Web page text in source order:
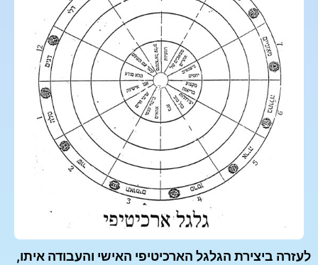
לעזרה ביצירת הגלגל הארכיטיפי האישי והעבודה איתו,